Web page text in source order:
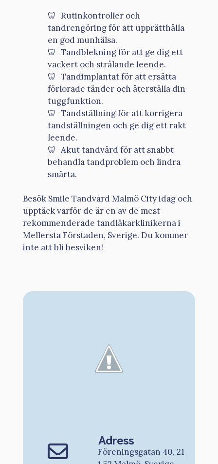
Rutinkontroller och
tandrengöring för att upprätthålla
en god munhälsa.
Tandblekning för att ge dig ett
vackert och strålande leende.
Tandimplantat för att ersätta
förlorade tänder och återställa din
tuggfunktion.
Tandställning för att korrigera
tandställningen och ge dig ett rakt
leende.
Akut tandvård för att snabbt
behandla tandproblem och lindra
smärta.
Besök Smile Tandvård Malmö City idag och
upptäck varför de är en av de mest
rekommenderade tandläkarklinikerna i
Mellersta Förstaden, Sverige. Du kommer
inte att bli besviken!
Adress
Föreningsgatan 40, 21